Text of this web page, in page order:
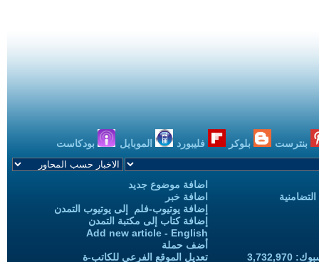
بنترست بلوكر فليبورد الموبايل بودكاست
اضافة موضوع جديد
اضافة خبر
إضافة يوتيوب-فلم إلى يوتيوب التمدن
إضافة كتاب إلى مكتبة التمدن
Add new article - English
أضف حملة
تعديل الموقع الفرعي للكاتب-ة